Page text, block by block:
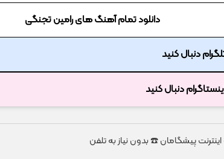
دانلود تمام آهنگ های رامین تجنگی
دنبال کنید
دنبال کنید